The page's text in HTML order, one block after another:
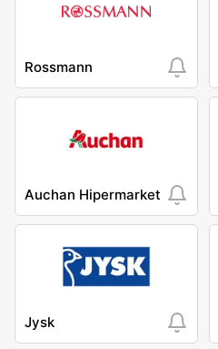
Rossmann
Auchan Hipermarket
Jysk